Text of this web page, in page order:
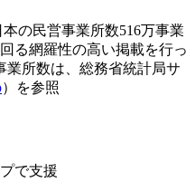
の民営事業所数516万事業
る網羅性の高い掲載を行っ
業所数は、総務省統計局サ
）を参照
で支援